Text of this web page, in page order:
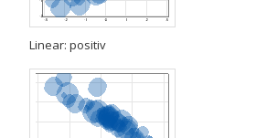
Linear: positiv